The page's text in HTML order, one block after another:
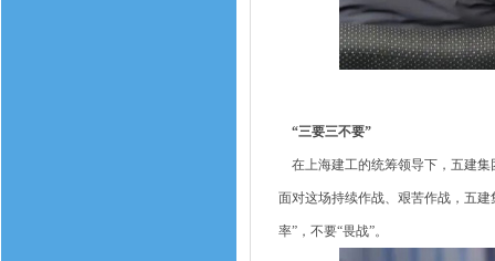
“三要三不要”
在上海建工的统筹领导下，五建集
面对这场持续作战、艰苦作战，五建
率”，不要“畏战”。